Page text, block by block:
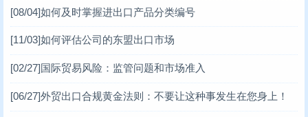
[08/04]如何及时掌握进出口产品分类编号
[11/03]如何评估公司的东盟出口市场
[02/27]国际贸易风险：监管问题和市场准入
[06/27]外贸出口合规黄金法则：不要让这种事发生在您身上！